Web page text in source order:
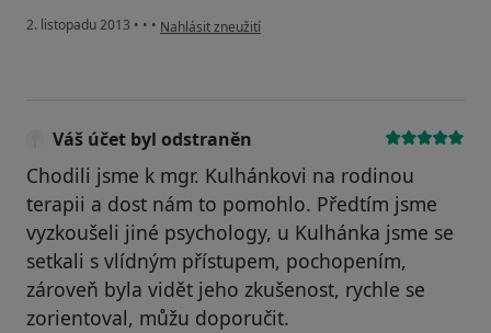
2. listopadu 2013 • • • podle názoru uživatele Váš účet byl odstraněn
Nahlásit zneužití
Váš účet byl odstraněn
Chodili jsme k mgr. Kulhánkovi na rodinou
terapii a dost nám to pomohlo. Předtím jsme
vyzkoušeli jiné psychology, u Kulhánka jsme se
setkali s vlídným přístupem, pochopením,
zároveň byla vidět jeho zkušenost, rychle se
zorientoval, můžu doporučit.